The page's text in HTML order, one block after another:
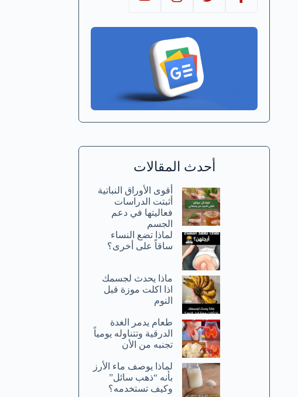
أحدث المقالات
أقوى الأوراق النباتية
أثبتت الدراسات
فعاليتها في دعم
الجسم
لماذا تضع النساء
ساقاً على أخرى؟
ماذا يحدث لجسمك
اذا اكلت موزة قبل
النوم
طعام يدمر الغدة
الدرقية وتتناوله يومياً
تجنبه من الأن
لماذا يوصف ماء الأرز
بأنه “ذهب سائل”
وكيف تستخدمه؟